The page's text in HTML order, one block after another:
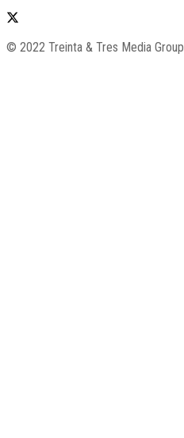
© 2022 Treinta & Tres Media Group